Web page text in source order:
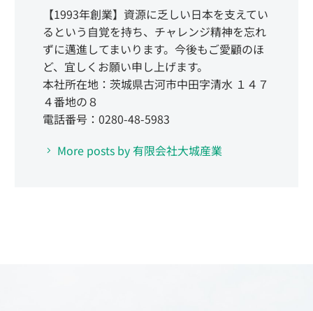
【1993年創業】資源に乏しい日本を支えてい
るという自覚を持ち、チャレンジ精神を忘れ
ずに邁進してまいります。今後もご愛顧のほ
ど、宜しくお願い申し上げます。
本社所在地：茨城県古河市中田字清水 １４７
４番地の８
電話番号：0280-48-5983
More posts by 有限会社大城産業